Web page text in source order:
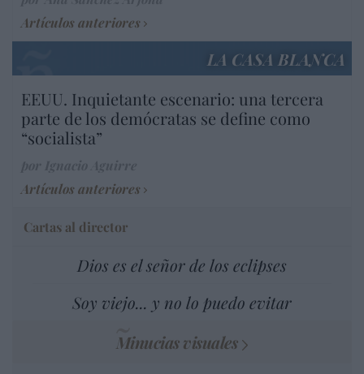
Artículos anteriores
LA CASA BLANCA
EEUU. Inquietante escenario: una tercera
parte de los demócratas se define como
“socialista”
Artículos anteriores
Cartas al director
Dios es el señor de los eclipses
Soy viejo... y no lo puedo evitar
Minucias visuales